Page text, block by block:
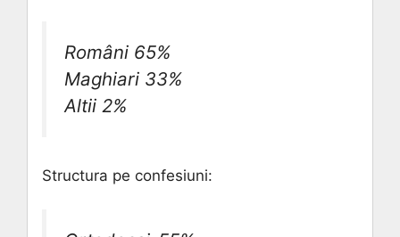
Români 65%
Maghiari 33%
Altii 2%
Structura pe confesiuni: